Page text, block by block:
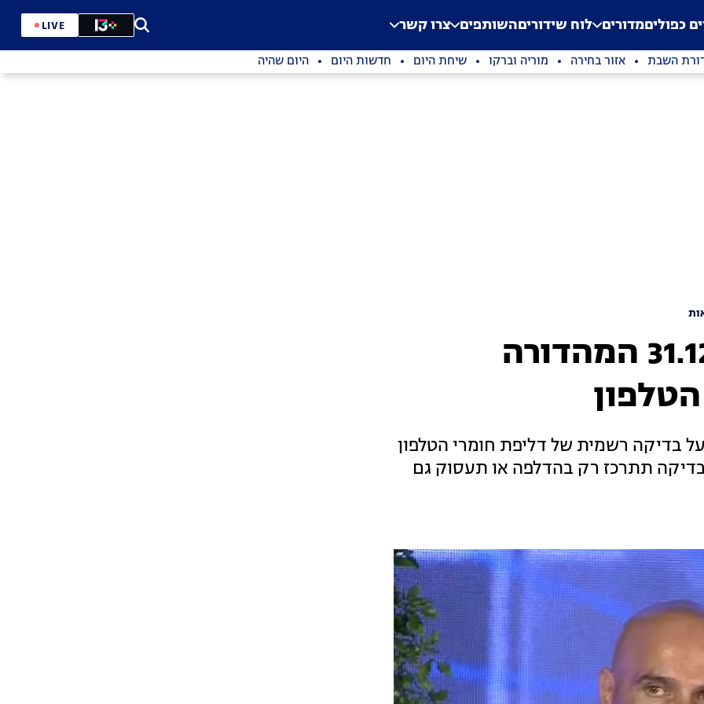
Application error: a
. כפוליםמדורים לוח שידוריםהשותפים צרו קשר LIVE
השבת אזור בחירה מוריה וברקו שיחת היום חדשות היום היום שהיה
המהדורה המרכזית 31.12.19 המהדורה
הודיעה על בדיקה רשמית של דליפת חומרי הטלפון
תתרכז רק בהדלפה או תעסוק גם